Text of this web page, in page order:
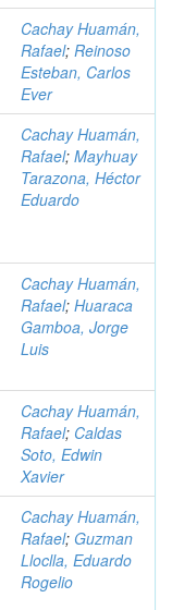
Cachay Huamán,
Rafael; Reinoso
Esteban, Carlos
Ever
Cachay Huamán,
Rafael; Mayhuay
Tarazona, Héctor
Eduardo
Cachay Huamán,
Rafael; Huaraca
Gamboa, Jorge
Luis
Cachay Huamán,
Rafael; Caldas
Soto, Edwin
Xavier
Cachay Huamán,
Rafael; Guzman
Lloclla, Eduardo
Rogelio